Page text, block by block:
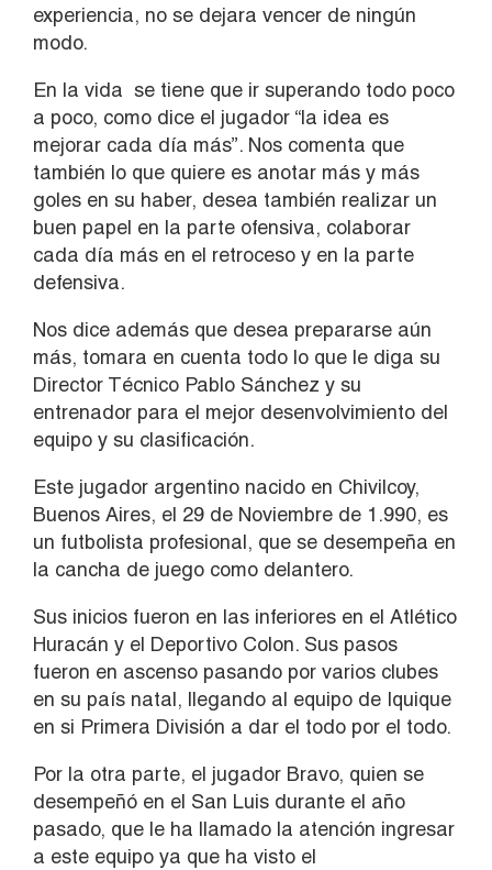
experiencia, no se dejara vencer de ningún
modo.
En la vida se tiene que ir superando todo poco
a poco, como dice el jugador “la idea es
mejorar cada día más”. Nos comenta que
también lo que quiere es anotar más y más
goles en su haber, desea también realizar un
buen papel en la parte ofensiva, colaborar
cada día más en el retroceso y en la parte
defensiva.
Nos dice además que desea prepararse aún
más, tomara en cuenta todo lo que le diga su
Director Técnico Pablo Sánchez y su
entrenador para el mejor desenvolvimiento del
equipo y su clasificación.
Este jugador argentino nacido en Chivilcoy,
Buenos Aires, el 29 de Noviembre de 1.990, es
un futbolista profesional, que se desempeña en
la cancha de juego como delantero.
Sus inicios fueron en las inferiores en el Atlético
Huracán y el Deportivo Colon. Sus pasos
fueron en ascenso pasando por varios clubes
en su país natal, llegando al equipo de Iquique
en si Primera División a dar el todo por el todo.
Por la otra parte, el jugador Bravo, quien se
desempeñó en el San Luis durante el año
pasado, que le ha llamado la atención ingresar
a este equipo ya que ha visto el